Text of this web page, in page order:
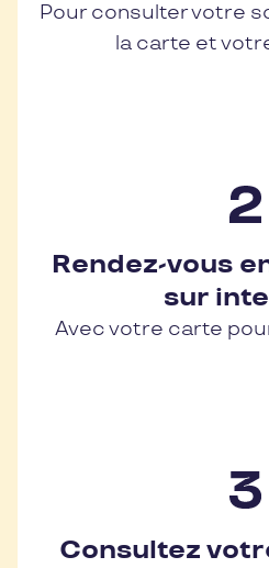
Pour consulter votre
la carte et
Rendez-vous
sur
Avec votre carte
Consultez